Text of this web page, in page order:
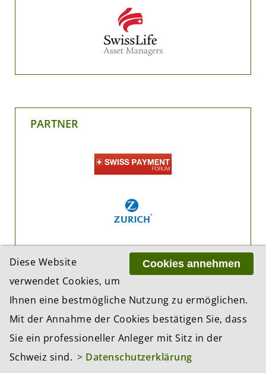
PARTNER
Cookies annehmen
Diese Website
verwendet Cookies, um
Ihnen eine bestmögliche Nutzung zu ermöglichen.
Mit der Annahme der Cookies bestätigen Sie, dass
Sie ein professioneller Anleger mit Sitz in der
Schweiz sind. > Datenschutzerklärung